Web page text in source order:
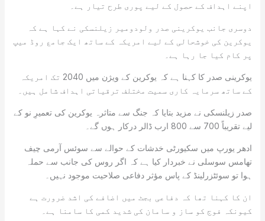
اپنے اہداف کے حصول کے لیے پوری طرح تیار ہے۔
دوسری جانب یوکرینی صدر ولودومیر زیلنسکی نے کہا ہے کہ
یوکرین کی خوشحالی کے لیے امریکہ کے ساتھ ایک جامع روڈ میپ
پر کام کیا جا رہا ہے۔
یوکرینی صدر کا کہنا ہے کہ یوکرین کے ویژن میں 2040 تک امریکہ
کے ساتھ سرمایہ کاری سمیت مختلف ترقیاتی اہداف شامل ہیں۔
صدر زیلنسکی نے مزید بتایا کہ جنگ سے متاثرہ یوکرین کی تعمیرِ نو کے
لیے تقریباً 700 سے 800 ارب ڈالر درکار ہوں گے۔
ادھر یورپ میں سکیورٹی خدشات کے حوالے سے سوئس آرمی چیف
تھامس سوسلی نے خبردار کیا ہے کہ اگر روس کی جانب سے حملہ
ہوا تو سوئٹزرلینڈ کے پاس مؤثر دفاعی صلاحیت موجود نہیں۔
ان کا کہنا تھا کہ دفاعی بجٹ میں اضافے کی اشد ضرورت ہے
کیونکہ فوج کو ساز و سامان کی شدید کمی کا سامنا ہے۔